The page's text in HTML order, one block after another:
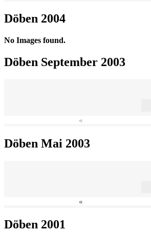
Döben 2004
No Images found.
Döben September 2003
«
Döben Mai 2003
«
Döben 2001